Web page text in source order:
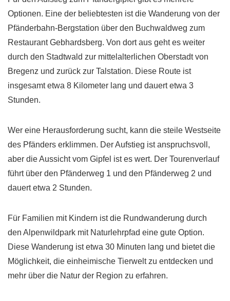
Optionen. Eine der beliebtesten ist die Wanderung von der
Pfänderbahn-Bergstation über den Buchwaldweg zum
Restaurant Gebhardsberg. Von dort aus geht es weiter
durch den Stadtwald zur mittelalterlichen Oberstadt von
Bregenz und zurück zur Talstation. Diese Route ist
insgesamt etwa 8 Kilometer lang und dauert etwa 3
Stunden.
Wer eine Herausforderung sucht, kann die steile Westseite
des Pfänders erklimmen. Der Aufstieg ist anspruchsvoll,
aber die Aussicht vom Gipfel ist es wert. Der Tourenverlauf
führt über den Pfänderweg 1 und den Pfänderweg 2 und
dauert etwa 2 Stunden.
Für Familien mit Kindern ist die Rundwanderung durch
den Alpenwildpark mit Naturlehrpfad eine gute Option.
Diese Wanderung ist etwa 30 Minuten lang und bietet die
Möglichkeit, die einheimische Tierwelt zu entdecken und
mehr über die Natur der Region zu erfahren.